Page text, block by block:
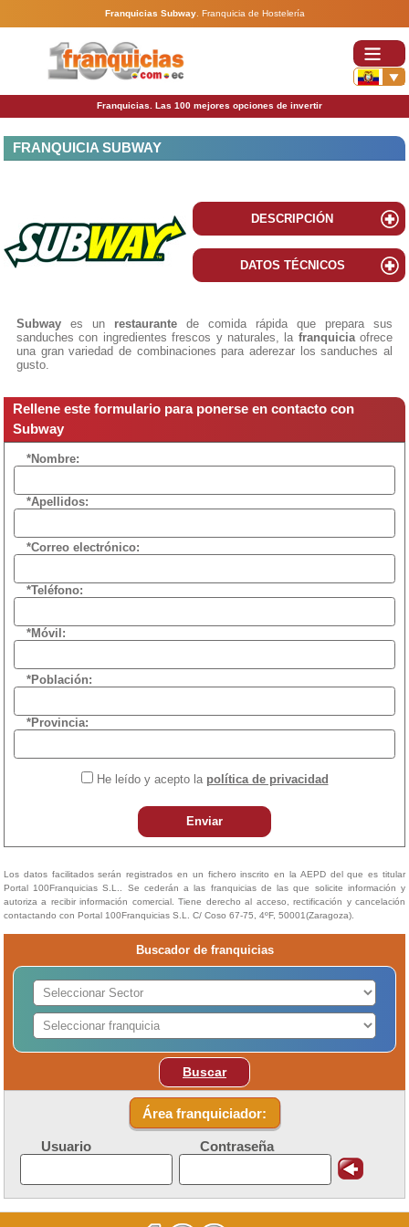
Franquicias Subway. Franquicia de Hostelería
Franquicias. Las 100 mejores opciones de invertir
FRANQUICIA SUBWAY
DESCRIPCIÓN
DATOS TÉCNICOS
Subway es un restaurante de comida rápida que prepara sus
sanduches con ingredientes frescos y naturales, la franquiciaofrece
una gran variedad de combinaciones para aderezar los sanduches al
gusto.
Rellene este formulario para ponerse en contacto con
Subway
*Nombre:
*Apellidos:
*Correo electrónico:
*Teléfono:
*Móvil:
*Población:
*Provincia:
He leído y acepto la política de privacidad
Enviar
Los datos facilitados serán registrados en un fichero inscrito en la AEPD del que es titular
Portal 100Franquicias S.L.. Se cederán a las franquicias de las que solicite información y
autoriza a recibir información comercial. Tiene derecho al acceso, rectificación y cancelación
contactando con Portal 100Franquicias S.L. C/ Coso 67-75, 4ºF, 50001(Zaragoza).
Buscador de franquicias
Buscar
Área franquiciador:
Usuario Contraseña